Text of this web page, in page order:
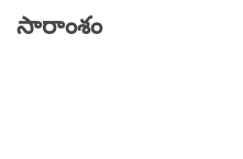
సారాంశం